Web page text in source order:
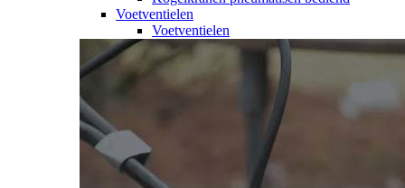
Voetventielen
Voetventielen